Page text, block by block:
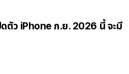
ดตัว iPhone ก.ย. 2026 นี้ จะมี